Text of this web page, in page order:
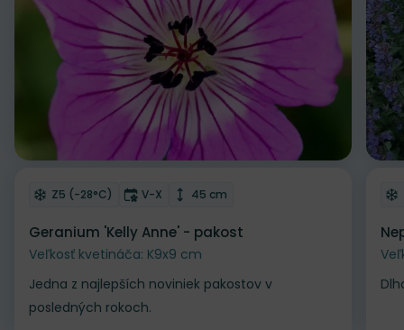
Odober do zoznamu želaní
Mrazuvzdornosť
Z5 (-28°C) Doba kvitnutia
V-X Výška rastliny
45 cm
Geranium 'Kelly Anne' - pakost
Veľkosť kvetináča: K9x9 cm
Jedna z najlepších noviniek pakostov v
posledných rokoch.